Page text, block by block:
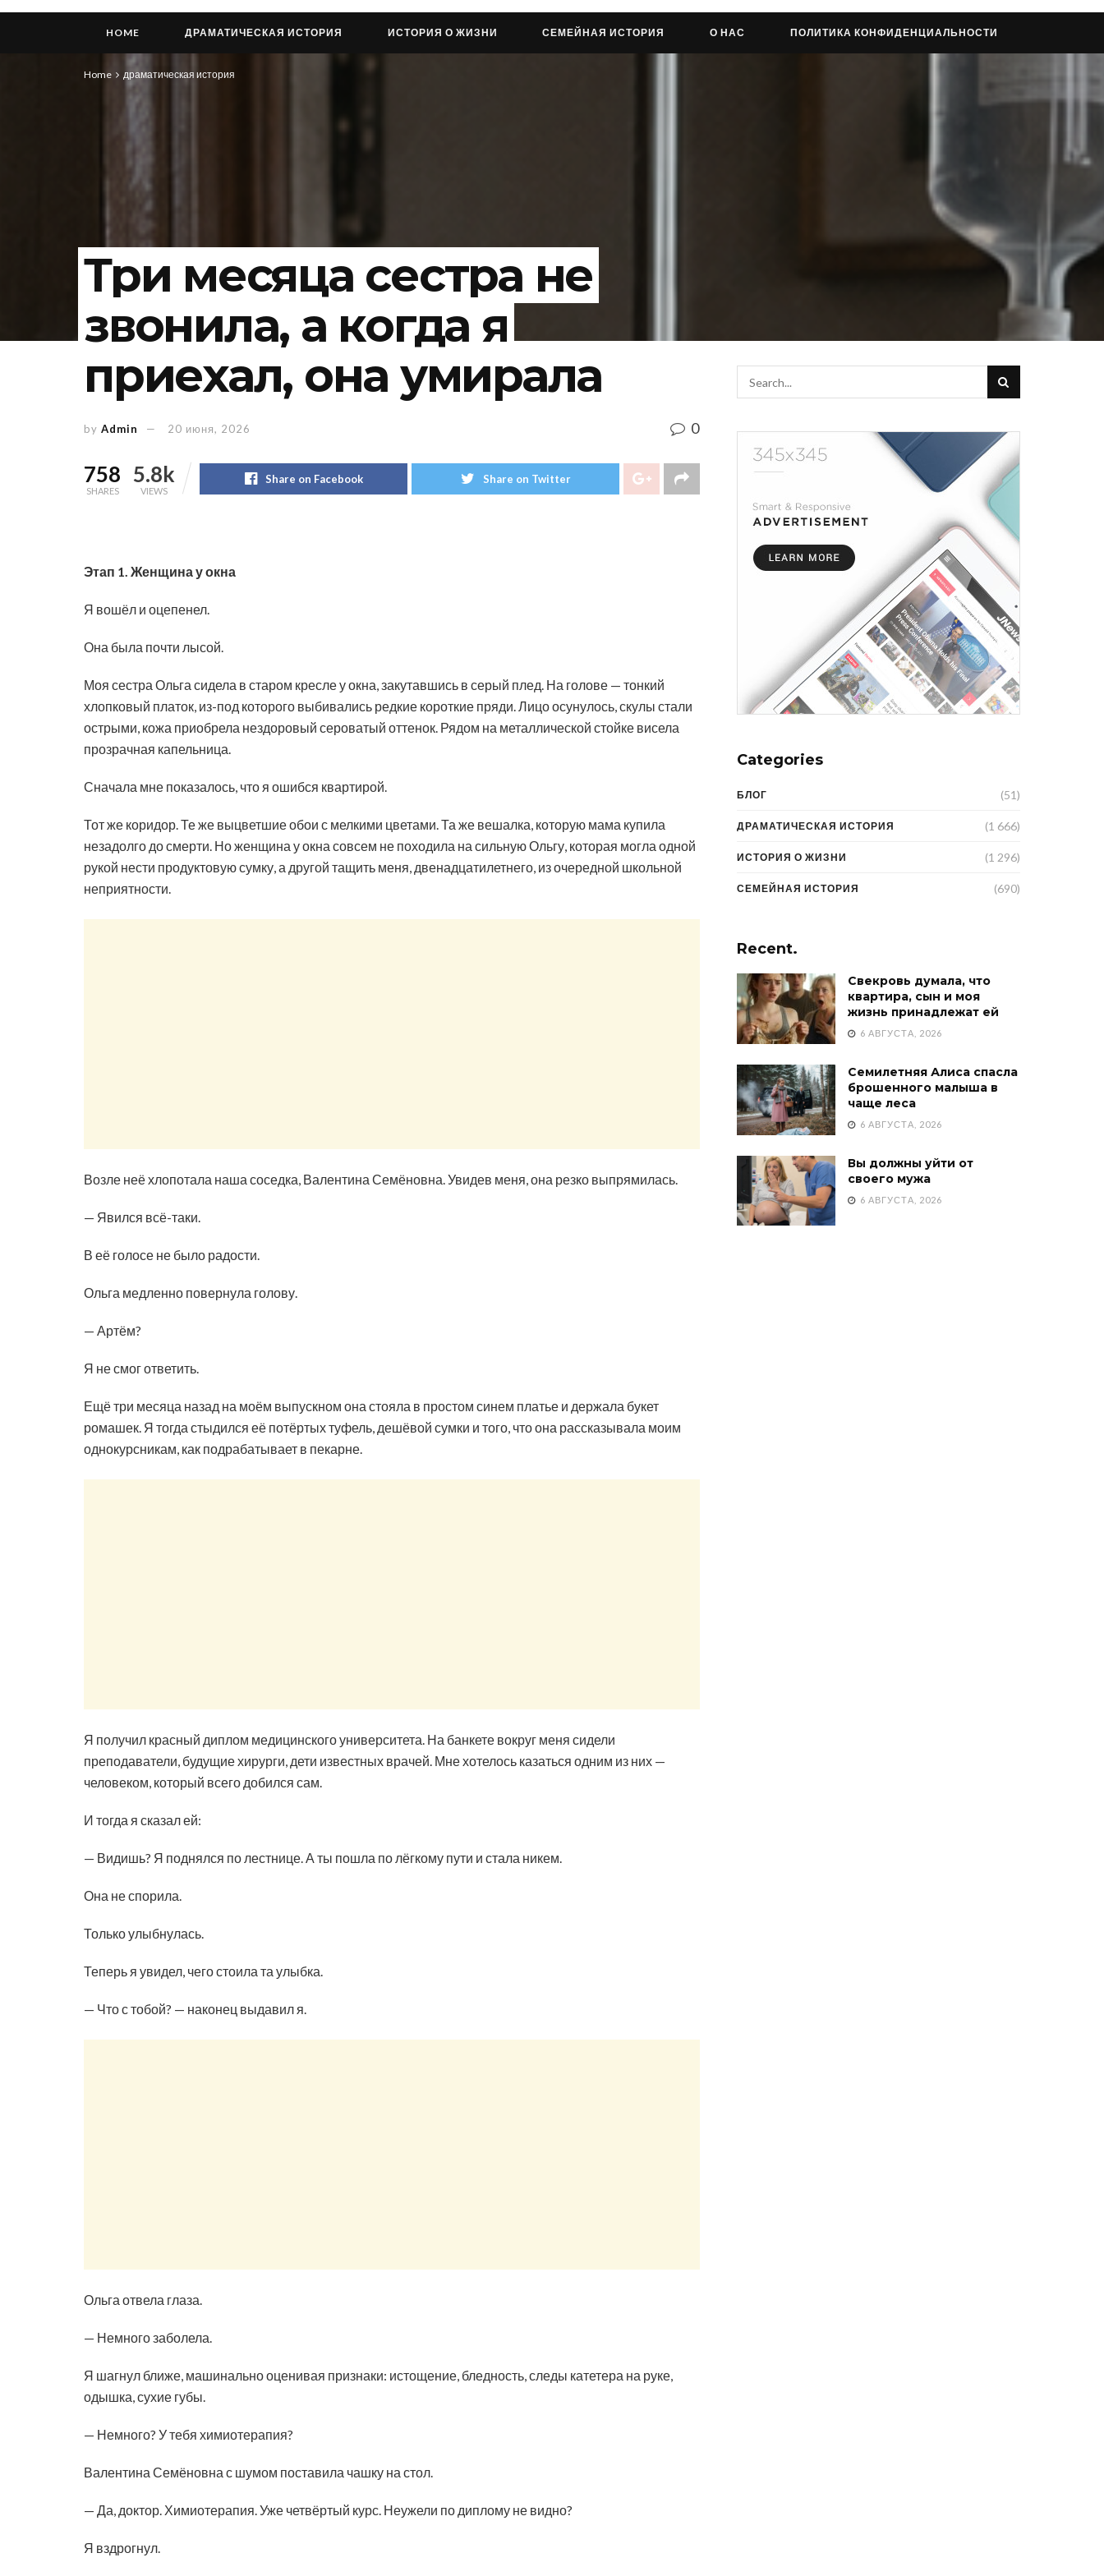
HOME ДРАМАТИЧЕСКАЯ ИСТОРИЯ ИСТОРИЯ О ЖИЗНИ СЕМЕЙНАЯ ИСТОРИЯ О НАС ПОЛИТИКА КОНФИДЕНЦИАЛЬНОСТИ
Home драматическая история
Три месяца сестра не
звонила, а когда я
приехал, она умирала
by Admin 20 июня, 2026 0
758
SHARES
5.8k
VIEWS
Share on Facebook Share on Twitter
Этап 1. Женщина у окна
Я вошёл и оцепенел.
Она была почти лысой.
Моя сестра Ольга сидела в старом кресле у окна, закутавшись в серый плед. На голове — тонкий
хлопковый платок, из-под которого выбивались редкие короткие пряди. Лицо осунулось, скулы стали
острыми, кожа приобрела нездоровый сероватый оттенок. Рядом на металлической стойке висела
прозрачная капельница.
Сначала мне показалось, что я ошибся квартирой.
Тот же коридор. Те же выцветшие обои с мелкими цветами. Та же вешалка, которую мама купила
незадолго до смерти. Но женщина у окна совсем не походила на сильную Ольгу, которая могла одной
рукой нести продуктовую сумку, а другой тащить меня, двенадцатилетнего, из очередной школьной
неприятности.
Возле неё хлопотала наша соседка, Валентина Семёновна. Увидев меня, она резко выпрямилась.
— Явился всё-таки.
В её голосе не было радости.
Ольга медленно повернула голову.
— Артём?
Я не смог ответить.
Ещё три месяца назад на моём выпускном она стояла в простом синем платье и держала букет
ромашек. Я тогда стыдился её потёртых туфель, дешёвой сумки и того, что она рассказывала моим
однокурсникам, как подрабатывает в пекарне.
Я получил красный диплом медицинского университета. На банкете вокруг меня сидели
преподаватели, будущие хирурги, дети известных врачей. Мне хотелось казаться одним из них —
человеком, который всего добился сам.
И тогда я сказал ей:
— Видишь? Я поднялся по лестнице. А ты пошла по лёгкому пути и стала никем.
Она не спорила.
Только улыбнулась.
Теперь я увидел, чего стоила та улыбка.
— Что с тобой? — наконец выдавил я.
Ольга отвела глаза.
— Немного заболела.
Я шагнул ближе, машинально оценивая признаки: истощение, бледность, следы катетера на руке,
одышка, сухие губы.
— Немного? У тебя химиотерапия?
Валентина Семёновна с шумом поставила чашку на стол.
— Да, доктор. Химиотерапия. Уже четвёртый курс. Неужели по диплому не видно?
Я вздрогнул.
Categories
БЛОГ (51)
ДРАМАТИЧЕСКАЯ ИСТОРИЯ (1 666)
ИСТОРИЯ О ЖИЗНИ (1 296)
СЕМЕЙНАЯ ИСТОРИЯ (690)
Recent.
Свекровь думала, что
квартира, сын и моя
жизнь принадлежат ей
6 АВГУСТА, 2026
Семилетняя Алиса спасла
брошенного малыша в
чаще леса
6 АВГУСТА, 2026
Вы должны уйти от
своего мужа
6 АВГУСТА, 2026